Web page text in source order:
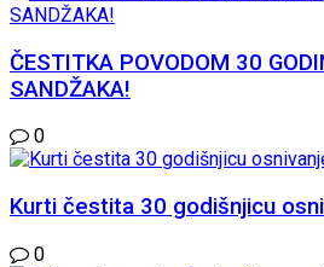
ČESTITKA POVODOM 30
SANDŽAKA!
0
Kurti čestita 30 godišnjicu
0